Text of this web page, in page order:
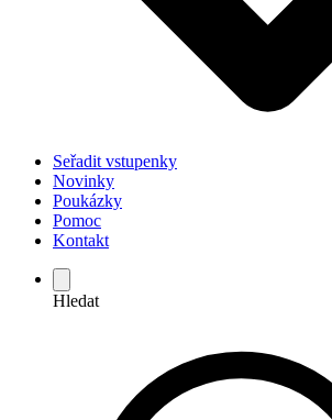
Seřadit vstupenky
Novinky
Poukázky
Pomoc
Kontakt
Hledat